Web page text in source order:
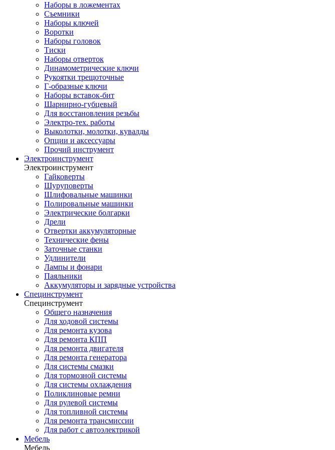
Наборы в ложементах
Съемники
Наборы ключей
Воротки
Наборы головок
Тиски
Наборы отверток
Динамометрические ключи
Рукоятки трещоточные
Г-образные ключи
Наборы вставок-бит
Шарнирно-губцевый
Для восстановления резьбы
Электро-тех. работы
Выколотки, молотки, кувалды
Опции и аксессуары
Прочий инструмент
Электроинструмент
Электроинструмент
Гайковерты
Шуруповерты
Шлифовальные машинки
Полировальные машинки
Электрические болгарки
Дрели
Отвертки аккумуляторные
Технические фены
Заточные станки
Удлинители
Лампы и фонари
Паяльники
Аккумуляторы и зарядные устройства
Специнструмент
Специнструмент
Общего назначения
Для ходовой системы
Для ремонта кузова
Для ремонта КПП
Для ремонта двигателя
Для ремонта генератора
Для системы смазки
Для тормозной системы
Для системы охлаждения
Поликлиновые ремни
Для рулевой системы
Для топливной системы
Для ремонта трансмиссии
Для работ с автоэлектрикой
Мебель
Мебель